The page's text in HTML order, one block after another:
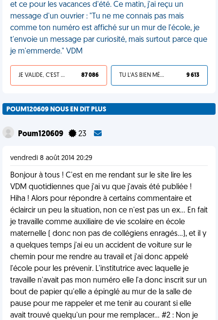
et ce pour les vacances d'été. Ce matin, j'ai reçu un
message d'un ouvrier : "Tu ne me connais pas mais
comme ton numéro est affiché sur un mur de l'école, je
t'envoie un message par curiosité, mais surtout parce que
je m'emmerde." VDM
JE VALIDE, C'EST UNE VDM 87 086 TU L'AS BIEN MÉRITÉ 9 613
POUM120609 NOUS EN DIT PLUS
Poum120609 23
vendredi 8 août 2014 20:29
Bonjour à tous ! C'est en me rendant sur le site lire les
VDM quotidiennes que j'ai vu que j'avais été publiée !
Hiha ! Alors pour répondre à certains commentaire et
éclaircir un peu la situation, non ce n'est pas un ex... En fait
je travaille comme auxiliaire de vie scolaire en école
maternelle ( donc non pas de collégiens enragés...), et il y
a quelques temps j'ai eu un accident de voiture sur le
chemin pour me rendre au travail et j'ai donc appelé
l'école pour les prévenir. L'institutrice avec laquelle je
travaille n'avait pas mon numéro elle l'a donc inscrit sur un
bout de papier qu'elle a épinglé au mur de la salle de
pause pour me rappeler et me tenir au courant si elle
avait trouvé quelqu'un pour me remplacer... #2 : Non je